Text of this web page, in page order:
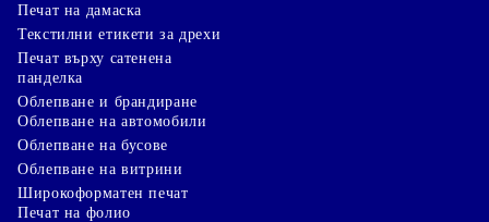
Печат на дамаска
Текстилни етикети за дрехи
Печат върху сатенена
панделка
Облепване и брандиране
Облепване на автомобили
Облепване на бусове
Облепване на витрини
Широкоформатен печат
Печат на фолио